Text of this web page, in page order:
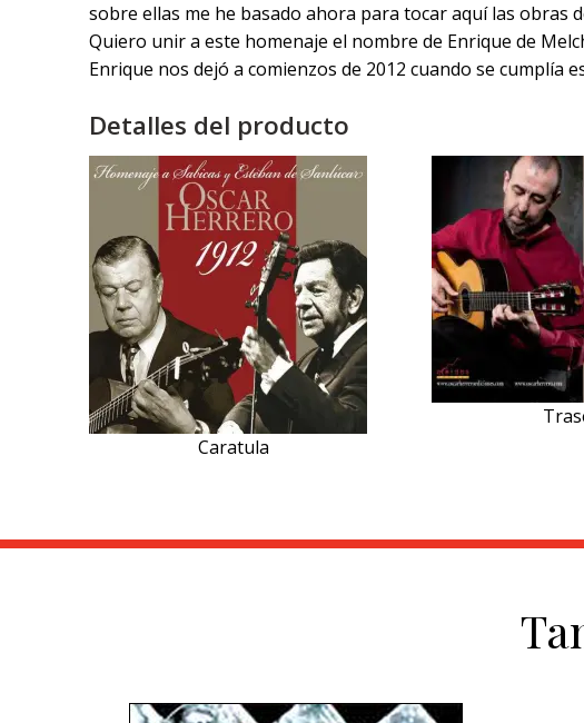
sobre ellas me he basado ahora para tocar aquí las obras
Quiero unir a este homenaje el nombre de Enrique de
Enrique nos dejó a comienzos de 2012 cuando se cumplía
Detalles del producto
Caratula